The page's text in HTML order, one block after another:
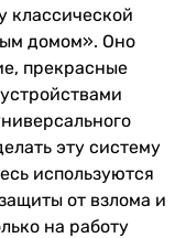
классической
домом». Оно
прекрасные
эту систему
используются
от взлома и
на работу